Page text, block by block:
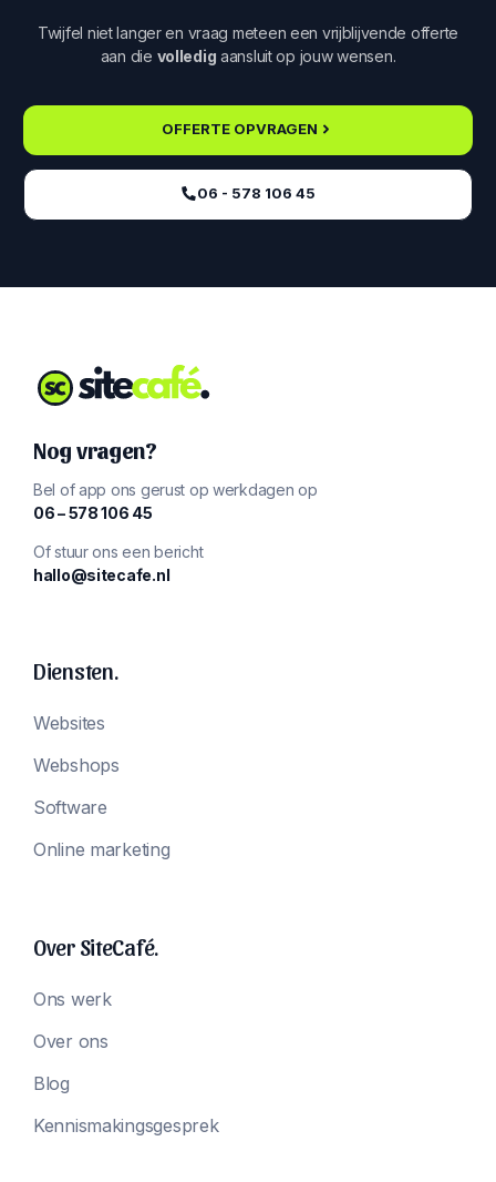
Twijfel niet langer en vraag meteen een vrijblijvende offerte
aan die volledig aansluit op jouw wensen.
OFFERTE OPVRAGEN
06 - 578 106 45‬
Nog vragen?
Bel of app ons gerust op werkdagen op
‪06 – 578 106 45‬
Of stuur ons een bericht
hallo@sitecafe.nl
Diensten.
Websites
Webshops
Software
Online marketing
Over SiteCafé.
Ons werk
Over ons
Blog
Kennismakingsgesprek